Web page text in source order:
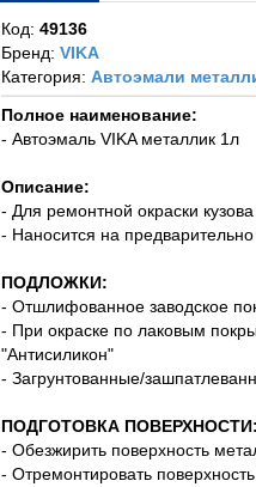
Код: 49136
Бренд: VIKA
Категория: Автоэмали
Полное наименование:
- Автоэмаль VIKA металлик 1л
Описание:
- Для ремонтной окраски
- Наносится на
ПОДЛОЖКИ:
- Отшлифованное заводское
- При окраске по лаковым
"Антисиликон"
- Загрунтованные/
ПОДГОТОВКА ПОВЕРХНОСТИ:
- Обезжирить поверхность
- Отремонтировать